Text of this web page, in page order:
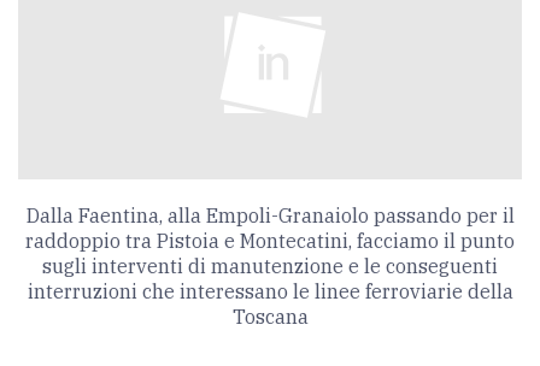
Dalla Faentina, alla Empoli-Granaiolo passando per il
raddoppio tra Pistoia e Montecatini, facciamo il punto
sugli interventi di manutenzione e le conseguenti
interruzioni che interessano le linee ferroviarie della
Toscana